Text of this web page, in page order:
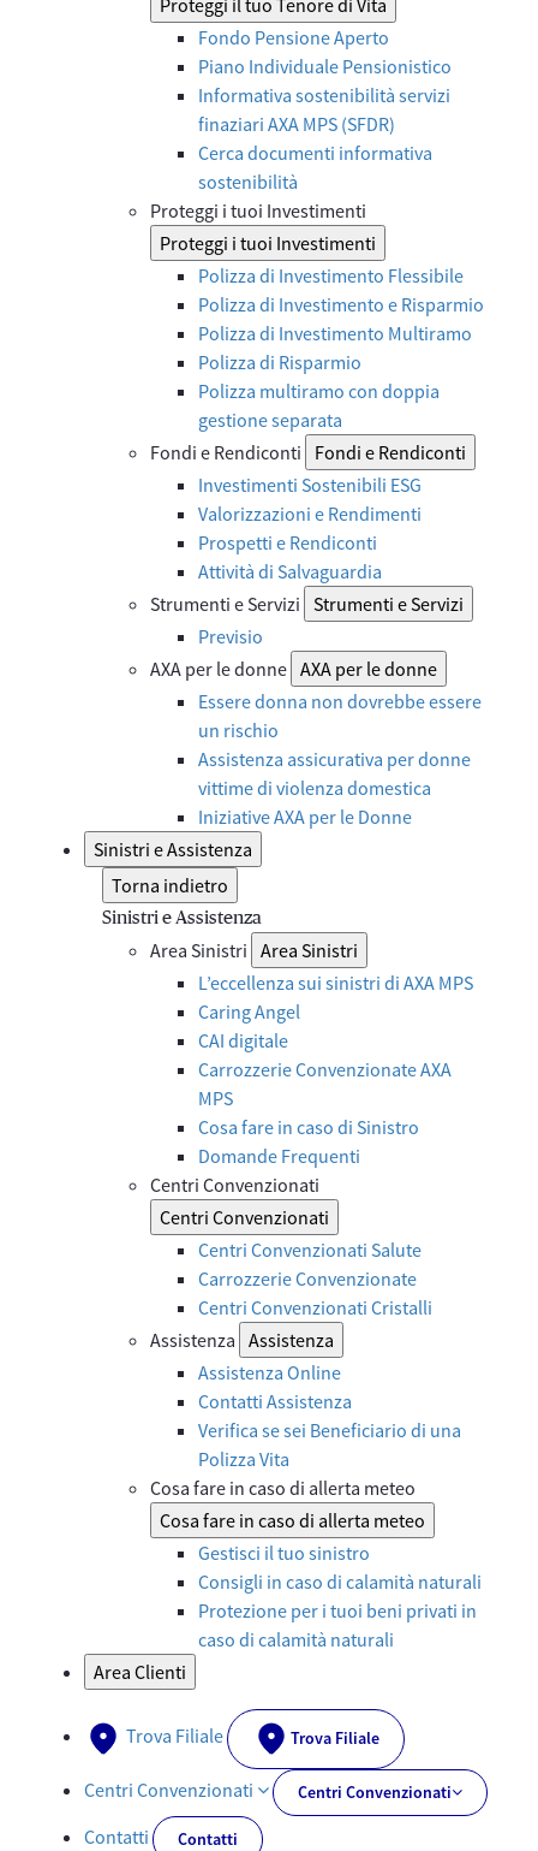
Fondo Pensione Aperto
Piano Individuale Pensionistico
Informativa sostenibilità servizi
finaziari AXA MPS (SFDR)
Cerca documenti informativa
sostenibilità
Proteggi i tuoi Investimenti
Proteggi i tuoi Investimenti
Polizza di Investimento Flessibile
Polizza di Investimento e Risparmio
Polizza di Investimento Multiramo
Polizza di Risparmio
Polizza multiramo con doppia
gestione separata
Fondi e Rendiconti
Fondi e Rendiconti
Investimenti Sostenibili ESG
Valorizzazioni e Rendimenti
Prospetti e Rendiconti
Attività di Salvaguardia
Strumenti e Servizi Strumenti e Servizi
Previsio
AXA per le donne AXA per le donne
Essere donna non dovrebbe essere
un rischio
Assistenza assicurativa per donne
vittime di violenza domestica
Iniziative AXA per le Donne
Sinistri e Assistenza
Torna indietro
Sinistri e Assistenza
Area Sinistri Area Sinistri
L’eccellenza sui sinistri di AXA MPS
Caring Angel
CAI digitale
Carrozzerie Convenzionate AXA
MPS
Cosa fare in caso di Sinistro
Domande Frequenti
Centri Convenzionati
Centri Convenzionati
Centri Convenzionati Salute
Carrozzerie Convenzionate
Centri Convenzionati Cristalli
Assistenza Assistenza
Assistenza Online
Contatti Assistenza
Verifica se sei Beneficiario di una
Polizza Vita
Cosa fare in caso di allerta meteo
Cosa fare in caso di allerta meteo
Gestisci il tuo sinistro
Consigli in caso di calamità naturali
Protezione per i tuoi beni privati in
caso di calamità naturali
Area Clienti
Trova Filiale Trova Filiale
Centri Convenzionati Centri Convenzionati
Contatti Contatti